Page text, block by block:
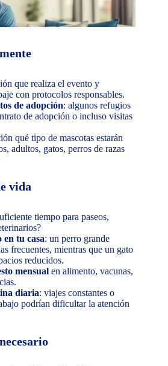
que realiza el evento y
con protocolos responsables.
de adopción: algunos refugios
de adopción o incluso visitas
qué tipo de mascotas estarán
adultos, gatos, perros de razas
vida
tiempo para paseos,
en tu casa: un perro grande
frecuentes, mientras que un gato
reducidos.
mensual en alimento, vacunas,
diaria: viajes constantes o
podrían dificultar la atención